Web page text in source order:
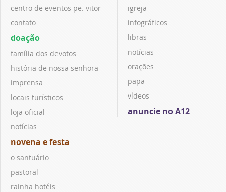
centro de eventos pe. vitor
contato
doação
família dos devotos
história de nossa senhora
imprensa
locais turísticos
loja oficial
notícias
novena e festa
o santuário
pastoral
rainha hotéis
igreja
infográficos
libras
notícias
orações
papa
vídeos
anuncie no A12